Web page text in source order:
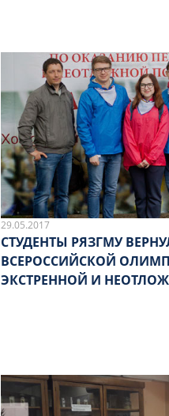
29.05.2017
СТУДЕНТЫ РЯЗГМУ
ВСЕРОССИЙСКОЙ
ЭКСТРЕННОЙ И